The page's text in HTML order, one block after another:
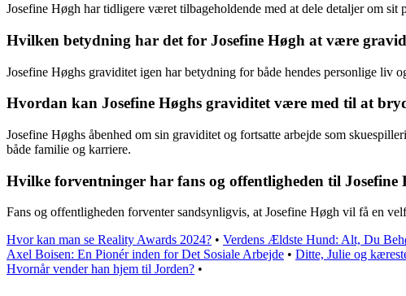
Josefine Høgh har tidligere været tilbageholdende med at dele detaljer om
Hvilken betydning har det for Josefine Høgh at være
Josefine Høghs graviditet igen har betydning for både hendes personlige
Hvordan kan Josefine Høghs graviditet være med til at
Josefine Høghs åbenhed om sin graviditet og fortsatte arbejde som
både familie og karriere.
Hvilke forventninger har fans og offentligheden til Josefine
Fans og offentligheden forventer sandsynligvis, at Josefine Høgh vil få en
Hvor kan man se Reality Awards 2024? • Verdens Ældste Hund: Alt, Du
Axel Boisen: En Pionér inden for Det Sosiale Arbejde • Ditte, Julie og
Hvornår vender han hjem til Jorden? •